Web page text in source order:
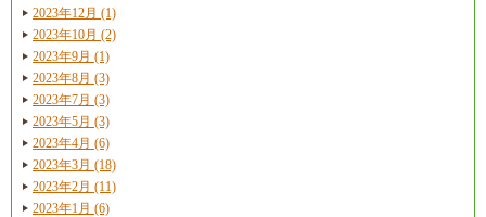
2023年12月 (1)
2023年10月 (2)
2023年9月 (1)
2023年8月 (3)
2023年7月 (3)
2023年5月 (3)
2023年4月 (6)
2023年3月 (18)
2023年2月 (11)
2023年1月 (6)